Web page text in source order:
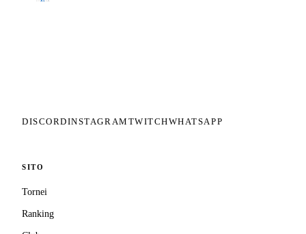
DISCORDINSTAGRAM TWITCHWHATSAPP
SITO
Tornei
Ranking